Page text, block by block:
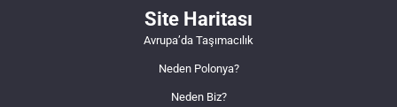
Site Haritası
Avrupa’da Taşımacılık
Neden Polonya?
Neden Biz?